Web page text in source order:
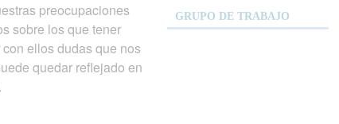
preocupaciones
sobre los que tener
ellos dudas que nos
quedar reflejado en
GRUPO DE TRABAJO